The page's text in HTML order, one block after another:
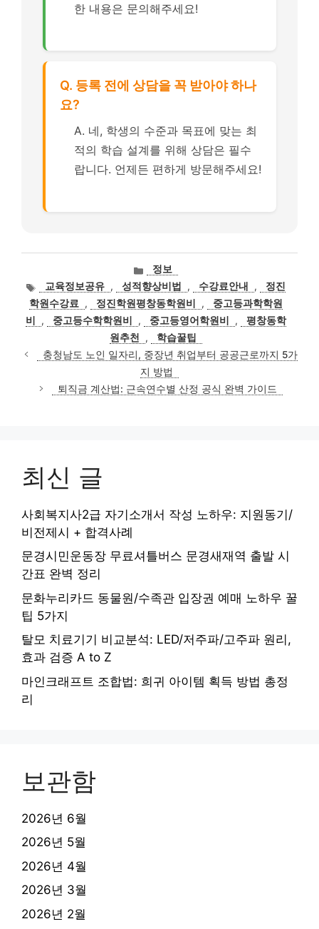
한 내용은 문의해주세요!
Q. 등록 전에 상담을 꼭 받아야 하나
요?
A. 네, 학생의 수준과 목표에 맞는 최
적의 학습 설계를 위해 상담은 필수
랍니다. 언제든 편하게 방문해주세요!
카
테
고
리
정보
태
그
교육정보공유 , 성적향상비법 , 수강료안내 ,
정진
학원수강료
, 정진학원평창동학원비 ,
중고등과학학원
비
, 중고등수학학원비 , 중고등영어학원비 ,
평창동학
원추천
,
학습꿀팁
충청남도 노인 일자리, 중장년 취업부터 공공근로까지 5가
지 방법
퇴직금 계산법: 근속연수별 산정 공식 완벽 가이드
최신 글
사회복지사2급 자기소개서 작성 노하우: 지원동기/
비전제시 + 합격사례
문경시민운동장 무료셔틀버스 문경새재역 출발 시
간표 완벽 정리
문화누리카드 동물원/수족관 입장권 예매 노하우 꿀
팁 5가지
탈모 치료기기 비교분석: LED/저주파/고주파 원리,
효과 검증 A to Z
마인크래프트 조합법: 희귀 아이템 획득 방법 총정
리
보관함
2026년 6월
2026년 5월
2026년 4월
2026년 3월
2026년 2월